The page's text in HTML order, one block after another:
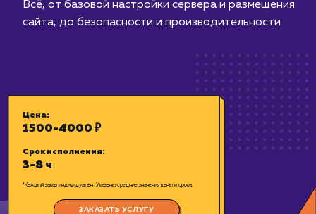
ver
сайта, до безопасности и